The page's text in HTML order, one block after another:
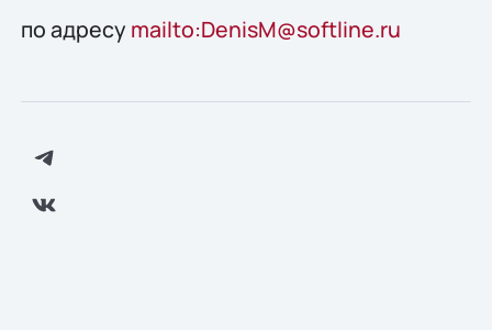
по адресу mailto:DenisM@softline.ru